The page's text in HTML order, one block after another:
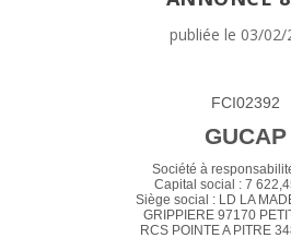
publiée le 03/02/
FCI02392
GUCAP
Société à
Capital social : 7
Siège social : LD LA
GRIPPIERE 97170
RCS POINTE A PITRE